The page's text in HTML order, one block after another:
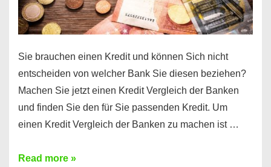
Sie brauchen einen Kredit und können Sich nicht
entscheiden von welcher Bank Sie diesen beziehen?
Machen Sie jetzt einen Kredit Vergleich der Banken
und finden Sie den für Sie passenden Kredit. Um
einen Kredit Vergleich der Banken zu machen ist …
Sie
Read more »